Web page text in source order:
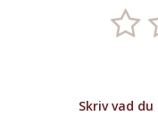
Skriv vad